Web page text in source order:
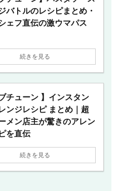
バトルのレシピまとめ・
ェフ直伝の激ウマパス
続きを見る
チューン 】インスタン
ンジレシピ まとめ｜超
メン店主が驚きのアレン
を直伝
続きを見る